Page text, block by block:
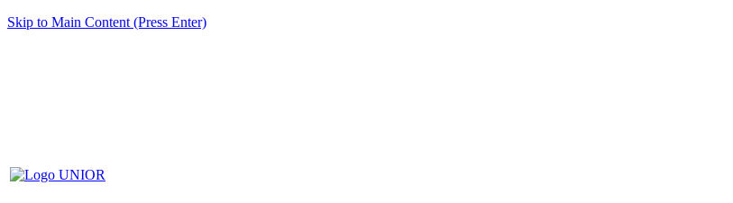
Skip to Main Content (Press Enter)